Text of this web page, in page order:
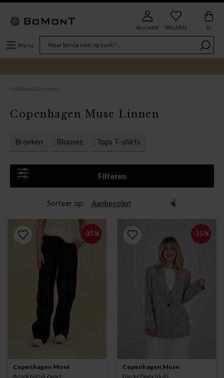
Menu
Account Wishlist 0,-
COPENHAGEN MUSE
Broeken Blouses Tops T-shirts
Filteren
Copenhagen Muse Linnen
Sorteer op
-35%
Copenhagen Muse
Broek Natuli Zwart
-35%
Copenhagen Muse
Blazer Emily Multi